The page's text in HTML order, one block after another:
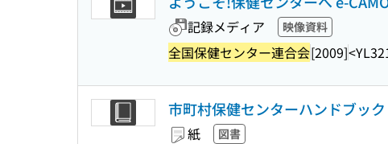
記録メディア 映像資料
全国保健センター連合会[2009]
市町村保健センターハンドブック
紙 図書